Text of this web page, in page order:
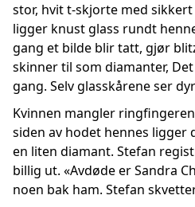
stor, hvit t-skjorte med
ligger knust glass rundt
gang et bilde blir tatt, gjør
skinner til som diamanter,
gang. Selv glasskårene ser
Kvinnen mangler
siden av hodet hennes ligger
en liten diamant. Stefan
billig ut. «Avdøde er Sandra
noen bak ham. Stefan